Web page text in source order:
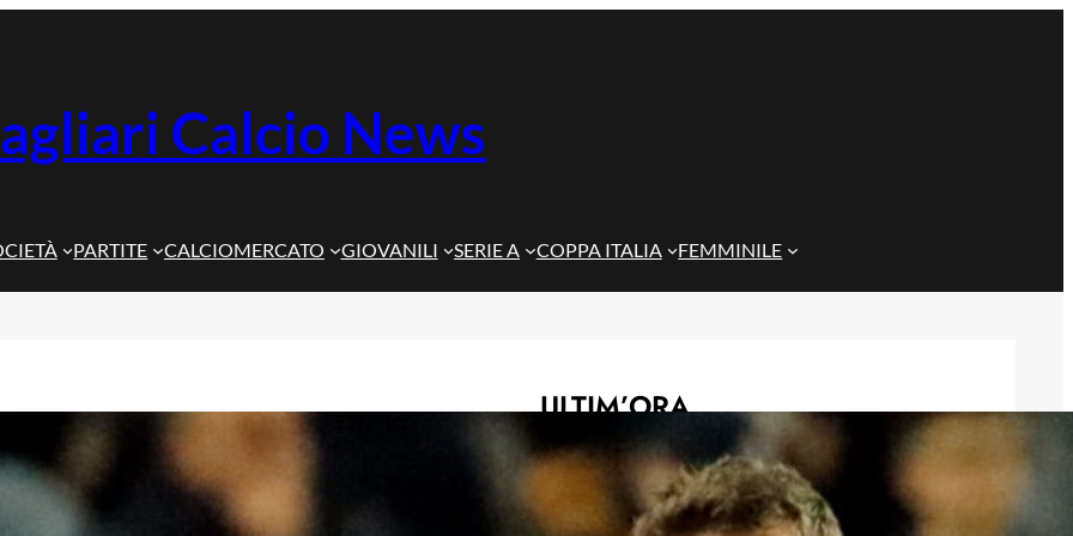
Calcio News
PARTITE CALCIOMERCATO GIOVANILI SERIE A COPPA ITALIA FEMMINILE
ULTIM’ORA
Serie A 2026/27, definite le date: il
percorso del Cagliari tra campionato
e coppa